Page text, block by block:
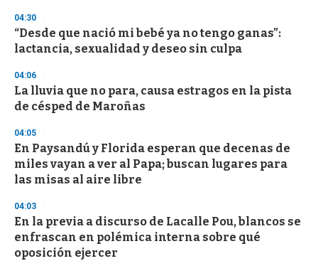
d
s
o
f
3
s
e
c
n
d
04:30
“Desde que nació mi bebé ya no tengo ganas”:
lactancia, sexualidad y deseo sin culpa
04:06
La lluvia que no para, causa estragos en la pista
de césped de Maroñas
04:05
En Paysandú y Florida esperan que decenas de
miles vayan a ver al Papa; buscan lugares para
las misas al aire libre
04:03
En la previa a discurso de Lacalle Pou, blancos se
enfrascan en polémica interna sobre qué
oposición ejercer